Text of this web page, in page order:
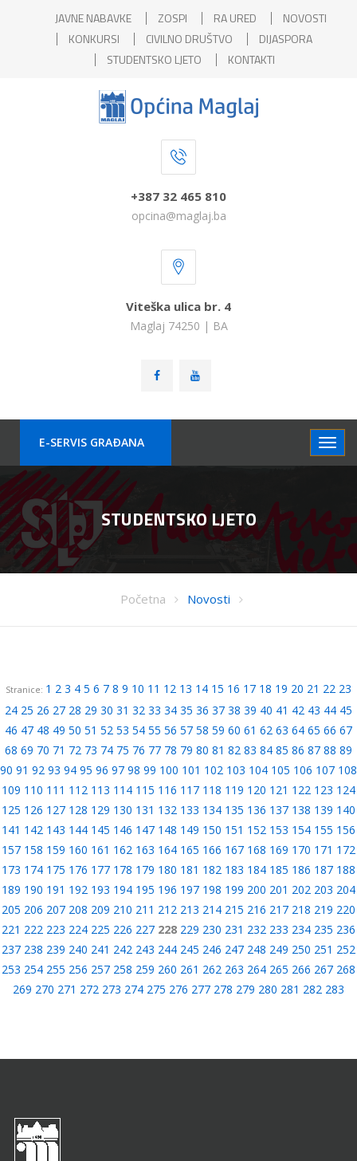
JAVNE NABAVKE ZOSPI RA URED
NOVOSTI
KONKURSI
CIVILNO DRUŠTVO
DIJASPORA
STUDENTSKO LJETO
KONTAKTI
+387 32 465 810
opcina@maglaj.ba
Viteška ulica br. 4
Maglaj 74250 | BA
E-SERVIS GRAÐANA
STUDENTSKO LJETO
Početna Novosti
Stranice: 1 2 3 4 5 6 7 8 9 10 11 12 13 14 15 16 17 18 19 20 21 22 23
24 25 26 27 28 29 30 31 32 33 34 35 36 37 38 39 40 41 42 43 44 45
46 47 48 49 50 51 52 53 54 55 56 57 58 59 60 61 62 63 64 65 66 67
68 69 70 71 72 73 74 75 76 77 78 79 80 81 82 83 84 85 86 87 88 89
90 91 92 93 94 95 96 97 98 99 100 101 102 103 104 105 106 107 108
109 110 111 112 113 114 115 116 117 118 119 120 121 122 123 124
125 126 127 128 129 130 131 132 133 134 135 136 137 138 139 140
141 142 143 144 145 146 147 148 149 150 151 152 153 154 155 156
157 158 159 160 161 162 163 164 165 166 167 168 169 170 171 172
173 174 175 176 177 178 179 180 181 182 183 184 185 186 187 188
189 190 191 192 193 194 195 196 197 198 199 200 201 202 203 204
205 206 207 208 209 210 211 212 213 214 215 216 217 218 219 220
221 222 223 224 225 226 227 228 229 230 231 232 233 234 235 236
237 238 239 240 241 242 243 244 245 246 247 248 249 250 251 252
253 254 255 256 257 258 259 260 261 262 263 264 265 266 267 268
269 270 271 272 273 274 275 276 277 278 279 280 281 282 283